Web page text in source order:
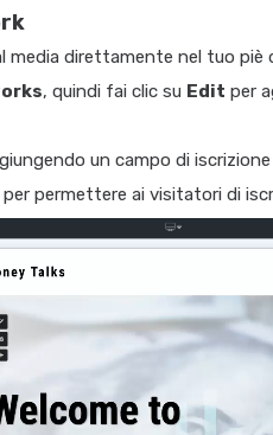
media direttamente nel tuo piè
, quindi fai clic su Edit per
un campo di
per permettere ai visitatori di